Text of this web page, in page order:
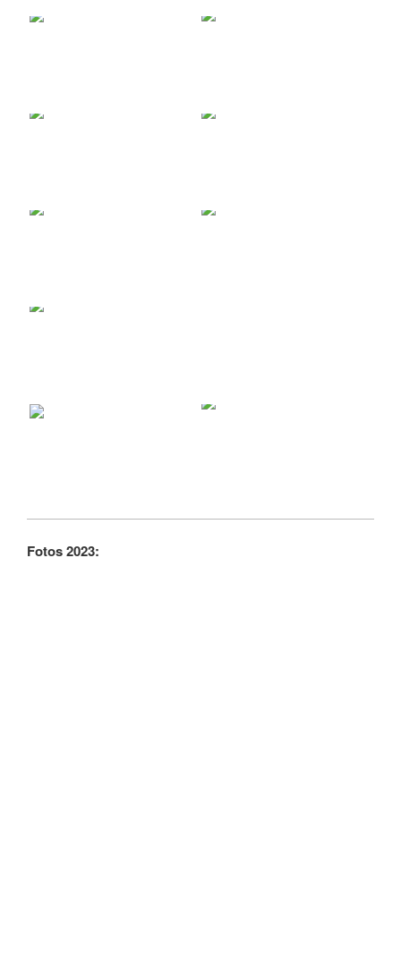
Fotos 2023: